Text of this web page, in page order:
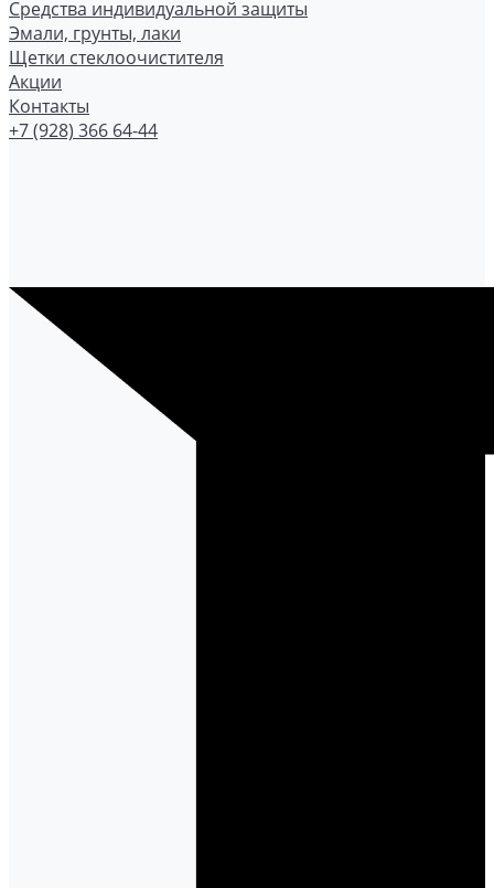
Средства индивидуальной защиты
Эмали, грунты, лаки
Щетки стеклоочистителя
Акции
Контакты
+7 (928) 366 64-44